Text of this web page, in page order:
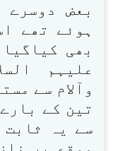
بعض دوسرے
ہوئے تھے
بھی
علیہم
وآلام سے
تین کے
سے یہ